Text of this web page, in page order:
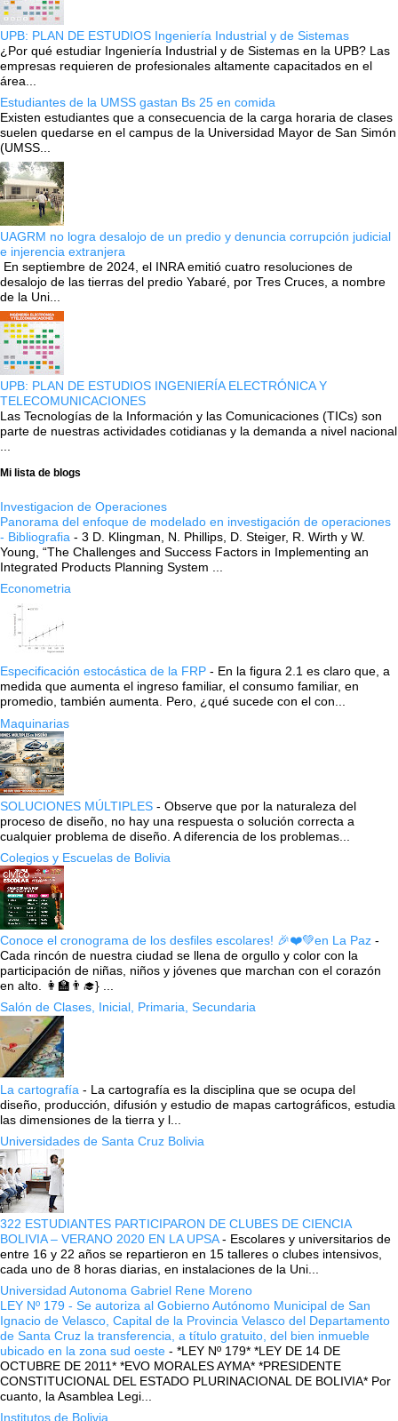
UPB: PLAN DE ESTUDIOS Ingeniería Industrial y de Sistemas
¿Por qué estudiar Ingeniería Industrial y de Sistemas en la UPB? Las
empresas requieren de profesionales altamente capacitados en el
área...
Estudiantes de la UMSS gastan Bs 25 en comida
Existen estudiantes que a consecuencia de la carga horaria de clases
suelen quedarse en el campus de la Universidad Mayor de San Simón
(UMSS...
UAGRM no logra desalojo de un predio y denuncia corrupción judicial
e injerencia extranjera
En septiembre de 2024, el INRA emitió cuatro resoluciones de
desalojo de las tierras del predio Yabaré, por Tres Cruces, a nombre
de la Uni...
UPB: PLAN DE ESTUDIOS INGENIERÍA ELECTRÓNICA Y
TELECOMUNICACIONES
Las Tecnologías de la Información y las Comunicaciones (TICs) son
parte de nuestras actividades cotidianas y la demanda a nivel nacional
Mi lista de blogs
Investigacion de Operaciones
Panorama del enfoque de modelado en investigación de operaciones
- Bibliografia - 3 D. Klingman, N. Phillips, D. Steiger, R. Wirth y W.
Young, “The Challenges and Success Factors in Implementing an
Integrated Products Planning System ...
Econometria
Especificación estocástica de la FRP - En la figura 2.1 es claro que, a
medida que aumenta el ingreso familiar, el consumo familiar, en
promedio, también aumenta. Pero, ¿qué sucede con el con...
Maquinarias
SOLUCIONES MÚLTIPLES - Observe que por la naturaleza del
proceso de diseño, no hay una respuesta o solución correcta a
cualquier problema de diseño. A diferencia de los problemas...
Colegios y Escuelas de Bolivia
Conoce el cronograma de los desfiles escolares! 🎉❤️💚en La Paz -
Cada rincón de nuestra ciudad se llena de orgullo y color con la
participación de niñas, niños y jóvenes que marchan con el corazón
en alto. 👩‍🏫👨‍🎓} ...
Salón de Clases, Inicial, Primaria, Secundaria
La cartografía - La cartografía es la disciplina que se ocupa del
diseño, producción, difusión y estudio de mapas cartográficos, estudia
las dimensiones de la tierra y l...
Universidades de Santa Cruz Bolivia
322 ESTUDIANTES PARTICIPARON DE CLUBES DE CIENCIA
BOLIVIA – VERANO 2020 EN LA UPSA- Escolares y universitarios de
entre 16 y 22 años se repartieron en 15 talleres o clubes intensivos,
cada uno de 8 horas diarias, en instalaciones de la Uni...
Universidad Autonoma Gabriel Rene Moreno
LEY Nº 179 - Se autoriza al Gobierno Autónomo Municipal de San
Ignacio de Velasco, Capital de la Provincia Velasco del Departamento
de Santa Cruz la transferencia, a título gratuito, del bien inmueble
ubicado en la zona sud oeste - *LEY Nº 179* *LEY DE 14 DE
OCTUBRE DE 2011* *EVO MORALES AYMA* *PRESIDENTE
CONSTITUCIONAL DEL ESTADO PLURINACIONAL DE BOLIVIA* Por
cuanto, la Asamblea Legi...
Institutos de Bolivia